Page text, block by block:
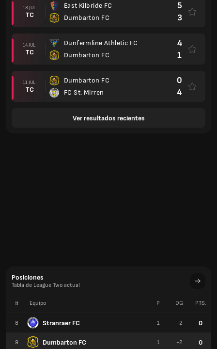
18 JUL.
TC
East Kilbride FC
Dumbarton FC
5
3
14 JUL.
TC
Dunfermline Athletic FC
Dumbarton FC
4
1
11 JUL.
TC
Dumbarton FC
FC St. Mirren
0
4
Ver resultados recientes
Posiciones
Tabla de League Two actual
# Equipo
8 Stranraer FC
9 Dumbarton FC
P DG PTS.
1 -2 0
1 -2 0